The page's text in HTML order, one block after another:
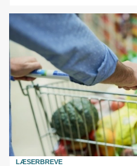
LÆSERBREVE